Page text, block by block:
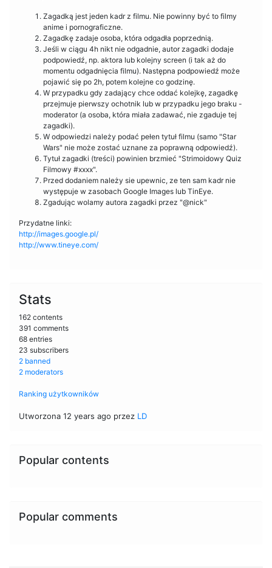
Zagadką jest jeden kadr z filmu. Nie powinny być to filmy
anime i pornograficzne.
Zagadkę zadaje osoba, która odgadła poprzednią.
Jeśli w ciągu 4h nikt nie odgadnie, autor zagadki dodaje
podpowiedź, np. aktora lub kolejny screen (i tak aż do
momentu odgadnięcia filmu). Następna podpowiedź może
pojawić się po 2h, potem kolejne co godzinę.
W przypadku gdy zadający chce oddać kolejkę, zagadkę
przejmuje pierwszy ochotnik lub w przypadku jego braku -
moderator (a osoba, która miała zadawać, nie zgaduje tej
zagadki).
W odpowiedzi należy podać pełen tytuł filmu (samo "Star
Wars" nie może zostać uznane za poprawną odpowiedź).
Tytuł zagadki (treści) powinien brzmieć "Strimoidowy Quiz
Filmowy #xxxx".
Przed dodaniem należy sie upewnic, ze ten sam kadr nie
występuje w zasobach Google Images lub TinEye.
Zgadując wolamy autora zagadki przez "@nick"
Przydatne linki:
http://images.google.pl/
http://www.tineye.com/
Stats
162 contents
391 comments
68 entries
23 subscribers
2 banned
2 moderators
Ranking użytkowników
Utworzona 12 years ago przez LD
Popular contents
Popular comments